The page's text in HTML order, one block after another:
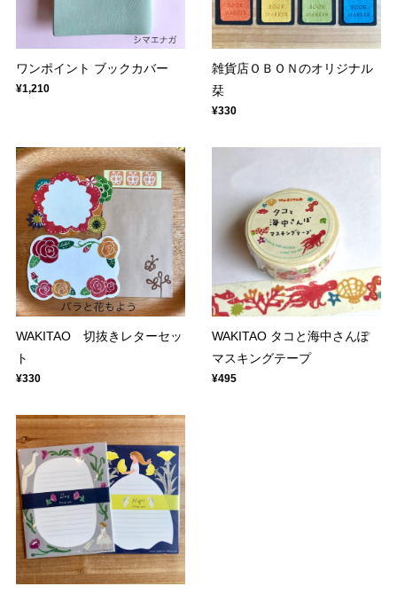
ワンポイント ブックカバー
¥1,210
雑貨店ＯＢＯＮのオリジナル
栞
¥330
WAKITAO 切抜きレターセッ
ト
¥330
WAKITAO タコと海中さんぽ
マスキングテープ
¥495